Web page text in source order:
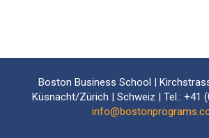
Boston Business School |
Küsnacht/Zürich | Schweiz | Tel.: +41